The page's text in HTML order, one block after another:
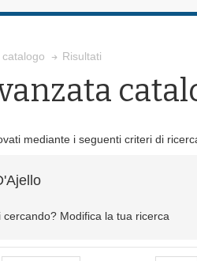
Risultati
mediante i seguenti criteri di
cercando? Modifica la tua ricerca